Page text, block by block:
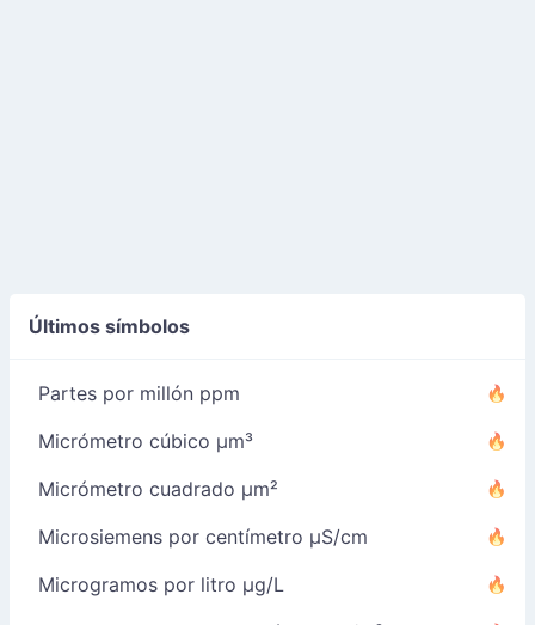
Últimos símbolos
Partes por millón ppm
Micrómetro cúbico µm³
Micrómetro cuadrado µm²
Microsiemens por centímetro µS/cm
Microgramos por litro µg/L